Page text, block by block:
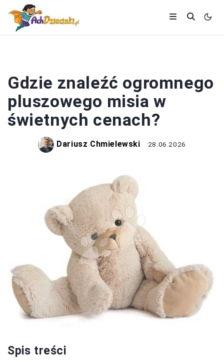
Gdzie znaleźć ogromnego
pluszowego misia w
świetnych cenach?
Dariusz Chmielewski 28.06.2026
Spis treści